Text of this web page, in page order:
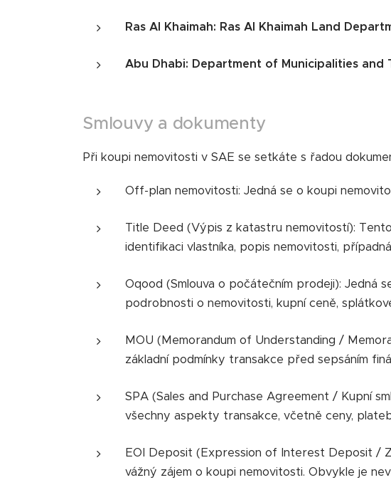
Ras Al Khaimah: Ras Al Khaimah Land
Abu Dhabi: Department of Municipalities and
Smlouvy a dokumenty
Při koupi nemovitosti v SAE se setkáte s řadou
Off-plan nemovitosti: Jedná se o koupi
Title Deed (Výpis z katastru nemovitostí):
identifikaci vlastníka, popis nemovitosti,
Oqood (Smlouva o počátečním prodeji): Jedná
podrobnosti o nemovitosti, kupní ceně,
MOU (Memorandum of Understanding /
základní podmínky transakce před sepsáním
SPA (Sales and Purchase Agreement / Kupní
všechny aspekty transakce, včetně ceny,
EOI Deposit (Expression of Interest Deposit /
vážný zájem o koupi nemovitosti. Obvykle je